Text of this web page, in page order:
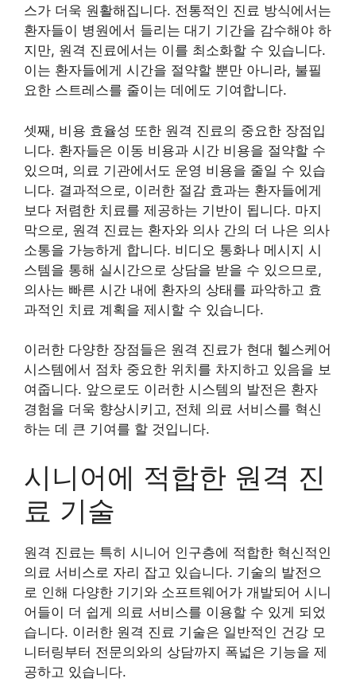
스가 더욱 원활해집니다. 전통적인 진료 방식에서는
환자들이 병원에서 들리는 대기 기간을 감수해야 하
지만, 원격 진료에서는 이를 최소화할 수 있습니다.
이는 환자들에게 시간을 절약할 뿐만 아니라, 불필
요한 스트레스를 줄이는 데에도 기여합니다.
셋째, 비용 효율성 또한 원격 진료의 중요한 장점입
니다. 환자들은 이동 비용과 시간 비용을 절약할 수
있으며, 의료 기관에서도 운영 비용을 줄일 수 있습
니다. 결과적으로, 이러한 절감 효과는 환자들에게
보다 저렴한 치료를 제공하는 기반이 됩니다. 마지
막으로, 원격 진료는 환자와 의사 간의 더 나은 의사
소통을 가능하게 합니다. 비디오 통화나 메시지 시
스템을 통해 실시간으로 상담을 받을 수 있으므로,
의사는 빠른 시간 내에 환자의 상태를 파악하고 효
과적인 치료 계획을 제시할 수 있습니다.
이러한 다양한 장점들은 원격 진료가 현대 헬스케어
시스템에서 점차 중요한 위치를 차지하고 있음을 보
여줍니다. 앞으로도 이러한 시스템의 발전은 환자
경험을 더욱 향상시키고, 전체 의료 서비스를 혁신
하는 데 큰 기여를 할 것입니다.
시니어에 적합한 원격 진
료 기술
원격 진료는 특히 시니어 인구층에 적합한 혁신적인
의료 서비스로 자리 잡고 있습니다. 기술의 발전으
로 인해 다양한 기기와 소프트웨어가 개발되어 시니
어들이 더 쉽게 의료 서비스를 이용할 수 있게 되었
습니다. 이러한 원격 진료 기술은 일반적인 건강 모
니터링부터 전문의와의 상담까지 폭넓은 기능을 제
공하고 있습니다.